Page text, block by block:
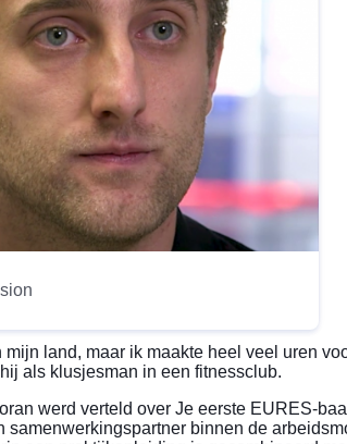
mijn land, maar ik maakte heel veel uren
als klusjesman in een fitnessclub.
werd verteld over Je eerste EURES-
samenwerkingspartner binnen de